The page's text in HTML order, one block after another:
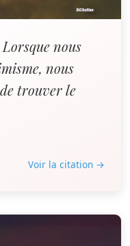
nous
nous
trouver le
Voir la citation →